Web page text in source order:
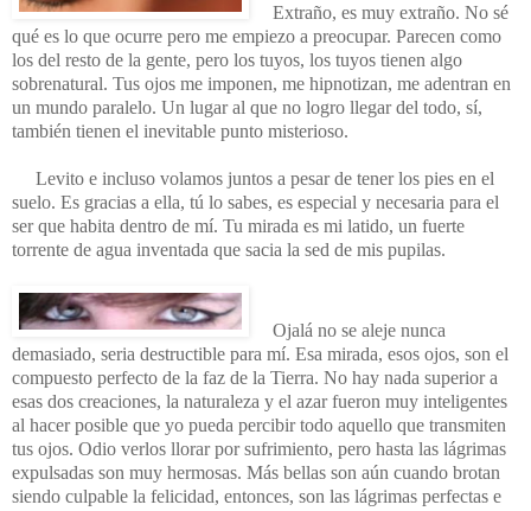
Extraño, es muy extraño. No sé
qué es lo que ocurre pero me empiezo a preocupar. Parecen como
los del resto de la gente, pero los tuyos, los tuyos tienen algo
sobrenatural. Tus ojos me imponen, me hipnotizan, me adentran en
un mundo paralelo. Un lugar al que no logro llegar del todo, sí,
también tienen el inevitable punto misterioso.
Levito e incluso volamos juntos a pesar de tener los pies en el
suelo. Es gracias a ella, tú lo sabes, es especial y necesaria para el
ser que habita dentro de mí. Tu mirada es mi latido, un fuerte
torrente de agua inventada que sacia la sed de mis pupilas.
Ojalá no se aleje nunca
demasiado, seria destructible para mí. Esa mirada, esos ojos, son el
compuesto perfecto de la faz de la Tierra. No hay nada superior a
esas dos creaciones, la naturaleza y el azar fueron muy inteligentes
al hacer posible que yo pueda percibir todo aquello que transmiten
tus ojos. Odio verlos llorar por sufrimiento, pero hasta las lágrimas
expulsadas son muy hermosas. Más bellas son aún cuando brotan
siendo culpable la felicidad, entonces, son las lágrimas perfectas e